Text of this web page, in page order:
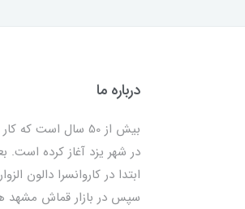
درباره ما
بیش از 50 سال است
در شهر یزد آغاز کرده است.
ابتدا در کاروانسرا دالون
سپس در بازار قماش مشهد